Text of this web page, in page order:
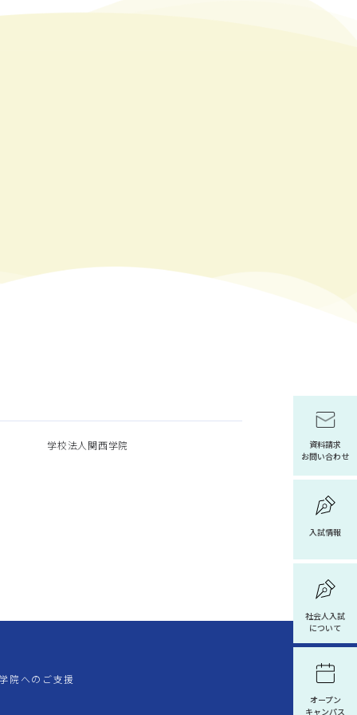
資料請求
お問い合わせ
入試情報
社会人入試
について
オープン
キャンパス
学校法人関西学院
院へのご支援